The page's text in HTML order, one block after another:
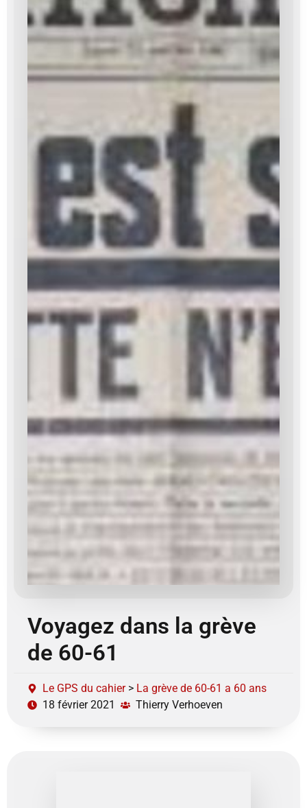
Voyagez dans la grève
de 60-61
Le GPS du cahier> La grève de 60-61 a 60 ans
18 février 2021
Thierry Verhoeven